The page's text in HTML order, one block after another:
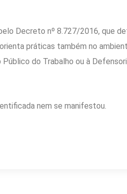
Decreto nº 8.727/2016, que
práticas também no
Público do Trabalho ou à
nem se manifestou.